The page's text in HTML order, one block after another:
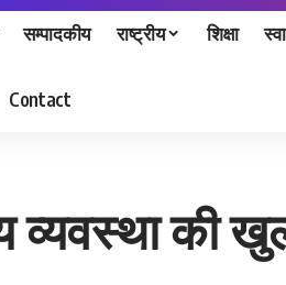
सम्पादकीय राष्ट्रीय शिक्षा
Contact
व्यवस्था की